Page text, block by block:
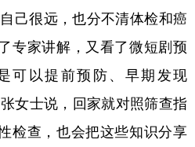
很远，也分不清体检和癌
专家讲解，又看了微短剧预
可以提前预防、早期发现
女士说，回家就对照筛查指
检查，也会把这些知识分享